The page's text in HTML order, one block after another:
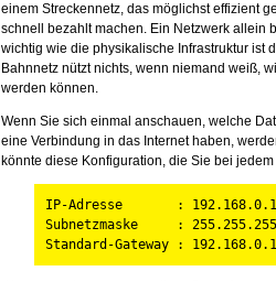
einem Streckennetz, das möglichst effizient
schnell bezahlt machen. Ein Netzwerk allein
wichtig wie die physikalische Infrastruktur ist
Bahnnetz nützt nichts, wenn niemand weiß,
werden können.
Wenn Sie sich einmal anschauen, welche
eine Verbindung in das Internet haben,
könnte diese Konfiguration, die Sie bei
IP-Adresse :
Subnetzmaske :
Standard-Gateway : 192.168.0.1